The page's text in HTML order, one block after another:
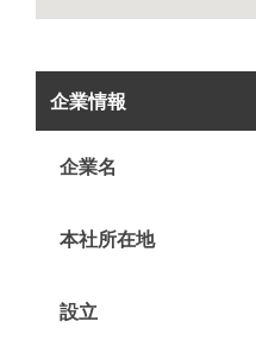
企業情報
企業名
本社所在地
設立